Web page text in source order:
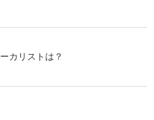
カリストは？